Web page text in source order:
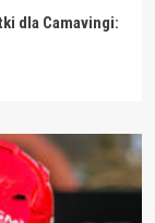
dla Camavingi: